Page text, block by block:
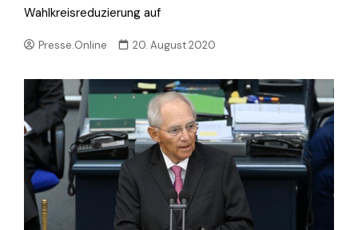
Wahlkreisreduzierung auf
Presse.Online 20. August 2020